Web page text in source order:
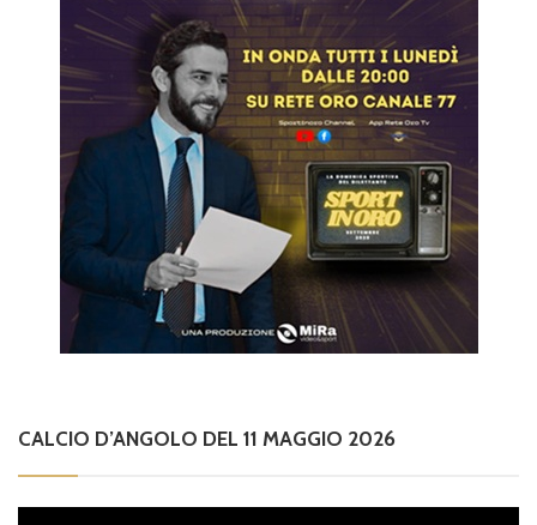
CALCIO D’ANGOLO DEL 11 MAGGIO 2026